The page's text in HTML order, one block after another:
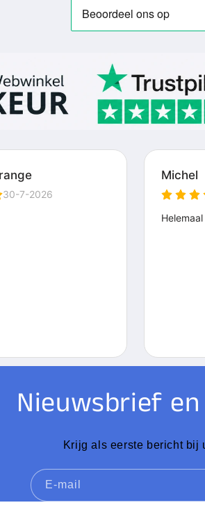
Nieuwsbrief
Krijg als eerste bericht bij
E‑mail